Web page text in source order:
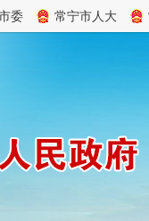
委 常宁市人大